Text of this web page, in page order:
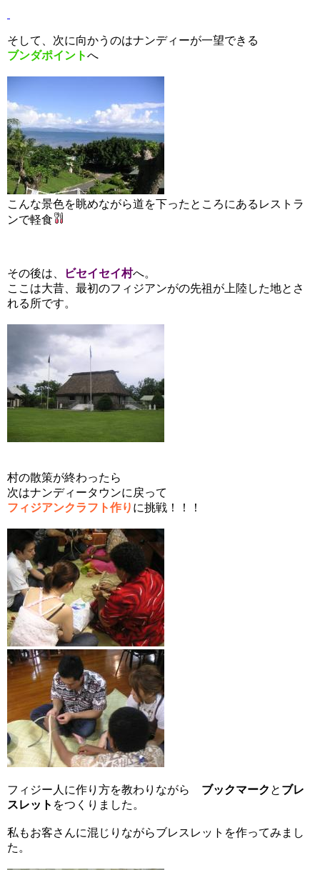
そして、次に向かうのはナンディーが一望できる
ブンダポイン トへ
こんな景色を眺めながら道を下ったところにあるレストラ
ンで軽食
その後は、 ビセイセイ村へ。
ここは大昔、最初のフィジアンがの先祖が上陸した地とさ
れる所です。
村の散策が終わったら
次はナンディータウンに戻って
フィジアンクラフト作り に挑戦！！！
フィジー人に作り方を教わりながら ブックマーク と ブレ
スレット をつくりました。
私もお客さんに混じりながらブレスレットを作ってみまし
た。